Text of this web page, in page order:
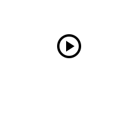
play_circle